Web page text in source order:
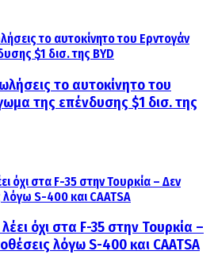
το αυτοκίνητο του
της επένδυσης $1 δισ. της
όχι στα F-35 στην Τουρκία –
λόγω S-400 και CAATSA